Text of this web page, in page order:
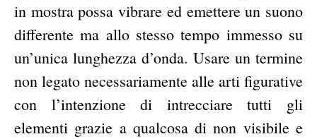
in mostra possa vibrare ed emettere un suono
differente ma allo stesso tempo immesso su
un’unica lunghezza d’onda. Usare un termine
non legato necessariamente alle arti figurative
con l’intenzione di intrecciare tutti gli
elementi grazie a qualcosa di non visibile e